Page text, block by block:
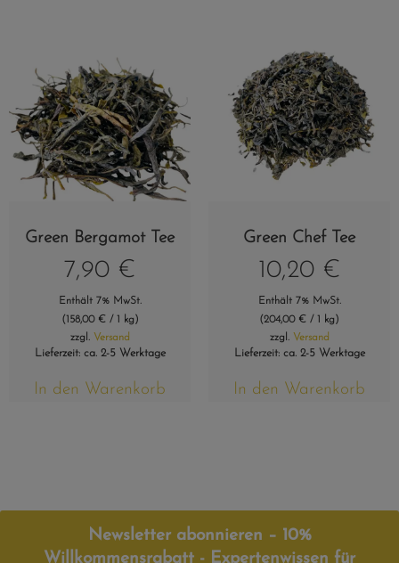
Green Bergamot Tee
7,90 €
Enthält 7% MwSt.
(158,00 € / 1 kg)
zzgl. Versand
Lieferzeit: ca. 2-5 Werktage
In den Warenkorb
Green Chef Tee
10,20 €
Enthält 7% MwSt.
(204,00 € / 1 kg)
zzgl. Versand
Lieferzeit: ca. 2-5 Werktage
In den Warenkorb
Newsletter abonnieren – 10%
Willkommensrabatt - Expertenwissen für